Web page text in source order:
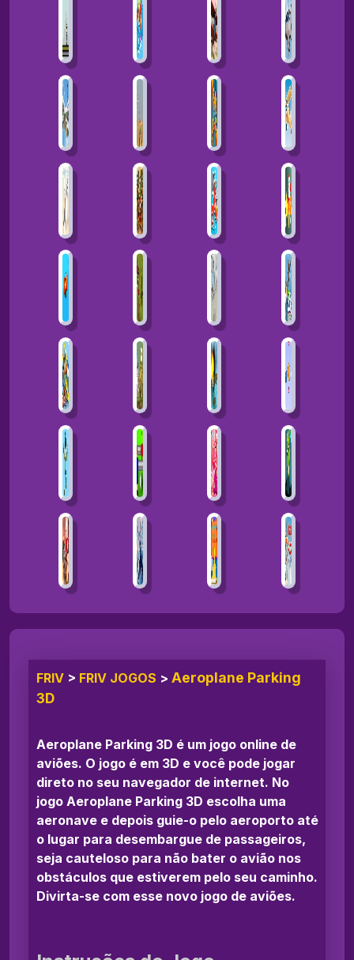
FRIV > FRIV JOGOS > Aeroplane Parking
3D
Aeroplane Parking 3D é um jogo online de
aviões. O jogo é em 3D e você pode jogar
direto no seu navegador de internet. No
jogo Aeroplane Parking 3D escolha uma
aeronave e depois guie-o pelo aeroporto até
o lugar para desembargue de passageiros,
seja cauteloso para não bater o avião nos
obstáculos que estiverem pelo seu caminho.
Divirta-se com esse novo jogo de aviões.